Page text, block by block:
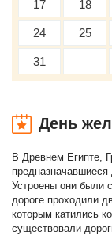
17 18
24 25
31
День
В Древнем Египте,
Устроены они были
дороге проходили
которым катились
существовали